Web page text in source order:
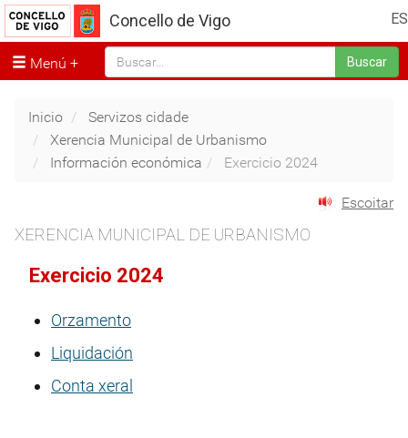
ES
Concello de Vigo
Menú Buscar
Inicio
Servizos cidade
Xerencia Municipal de Urbanismo
Información económica
Exercicio 2024
Escoitar
XERENCIA MUNICIPAL DE URBANISMO
Exercicio 2024
Orzamento
Liquidación
Conta xeral